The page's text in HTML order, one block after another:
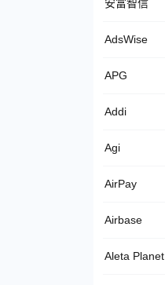
安富智信
AdsWise
APG
Addi
Agi
AirPay
Airbase
Aleta Planet